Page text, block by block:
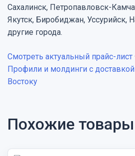
Сахалинск, Петропавловск-
Якутск, Биробиджан, Уссурийск,
другие города.
Смотреть актуальный прайс-лист ·
Профили и молдинги с
Востоку
Похожие товары